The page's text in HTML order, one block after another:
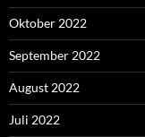
Oktober 2022
September 2022
August 2022
Juli 2022